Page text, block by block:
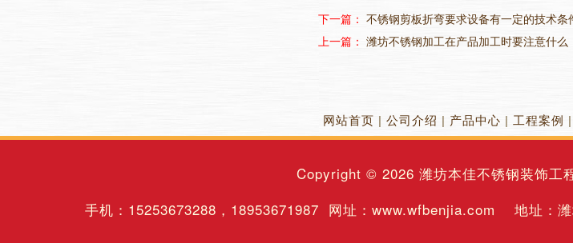
下一篇： 不锈钢剪板折弯要求设备有一定的技术条
上一篇： 潍坊不锈钢加工在产品加工时要注意什么
网站首页 | 公司介绍 | 产品中心 | 工程案例 |
Copyright © 2026 潍坊本佳不锈钢装饰工
手机： 15253673288 ， 18953671987 网址：www.wfbenjia.com 地址：潍